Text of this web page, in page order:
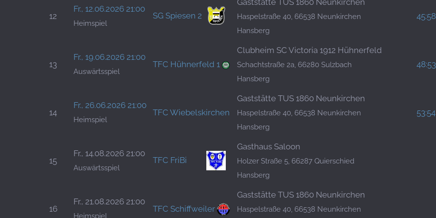
12
Fr., 12.06.2026 21:00
Heimspiel
SG Spiesen 2
Haspelstraße 40, 66538 Neunkirchen
Hansberg
45:58
13
Fr., 19.06.2026 21:00
Auswärtsspiel
TFC Hühnerfeld 1
Clubheim SC Victoria 1912 Hühnerfeld
Schachtstraße 2a, 66280 Sulzbach
Hansberg
48:53
14
Fr., 26.06.2026 21:00
Heimspiel
TFC Wiebelskirchen
Gaststätte TUS 1860 Neunkirchen
Haspelstraße 40, 66538 Neunkirchen
Hansberg
53:54
15
Fr., 14.08.2026 21:00
Auswärtsspiel
TFC FriBi
Gasthaus Saloon
Holzer Straße 5, 66287 Quierschied
Hansberg
16
Fr., 21.08.2026 21:00
Heimspiel
TFC Schiffweiler
Gaststätte TUS 1860 Neunkirchen
Haspelstraße 40, 66538 Neunkirchen